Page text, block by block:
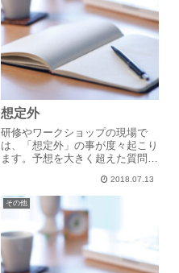
想定外
研修やワークショップの現場で
は、「想定外」の事が度々起こり
ます。予想を大きく超えた質問だ
その度に、私はそんな状況を楽し
みます。今起きていることを皆さ
んに共有し、ここから何が学べる
かを一緒に考えたり、職場の状況
に...
2018.07.13
その他